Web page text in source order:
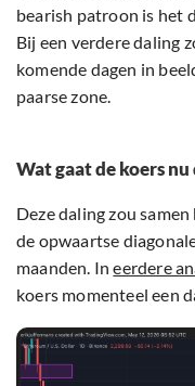
bearish patroon is het
Bij een verdere daling
komende dagen in
paarse zone.
Wat gaat de koers nu
Deze daling zou
de opwaartse
maanden. Ineerdere
koers momenteel een